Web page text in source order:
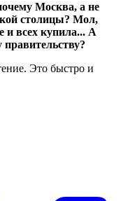
Москва, а не
столицы? Мол,
всех купила... А
Это быстро и